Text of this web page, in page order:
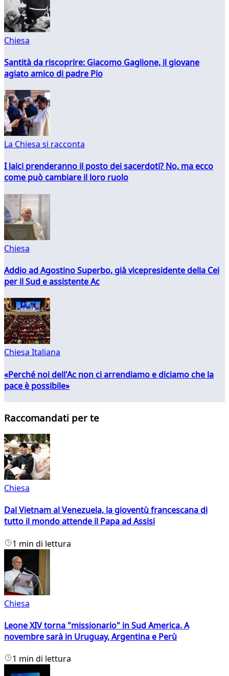
Chiesa
Santità da riscoprire: Giacomo Gaglione, il giovane
agiato amico di padre Pio
La Chiesa si racconta
I laici prenderanno il posto dei sacerdoti? No, ma ecco
come può cambiare il loro ruolo
Chiesa
Addio ad Agostino Superbo, già vicepresidente della Cei
per il Sud e assistente Ac
Chiesa Italiana
«Perché noi dell'Ac non ci arrendiamo e diciamo che la
pace è possibile»
Raccomandati per te
Chiesa
Dal Vietnam al Venezuela, la gioventù francescana di
tutto il mondo attende il Papa ad Assisi
1 min di lettura
Chiesa
Leone XIV torna "missionario" in Sud America. A
novembre sarà in Uruguay, Argentina e Perù
1 min di lettura